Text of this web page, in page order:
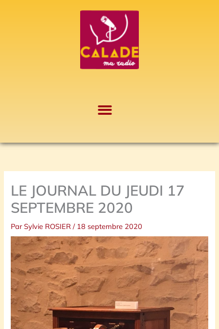
LE JOURNAL DU JEUDI 17
SEPTEMBRE 2020
ParSylvie ROSIER/ 18 septembre 2020